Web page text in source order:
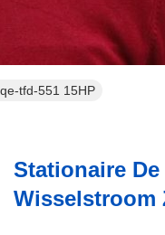
tfd-551 15HP
Stationaire
Wisselstroom